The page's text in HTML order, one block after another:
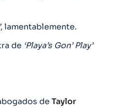
, lamentablemente.
de ‘Playa’s Gon’ Play’
de Taylor